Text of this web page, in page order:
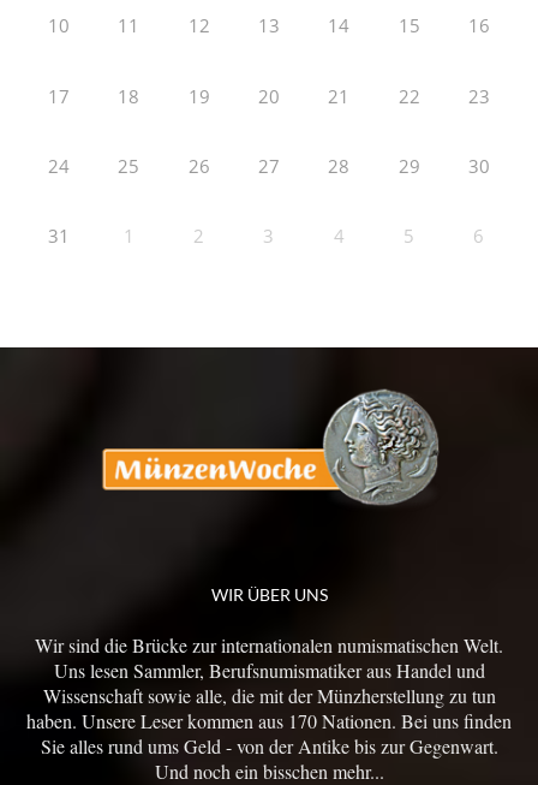
10 11 12 13 14 15 16
17 18 19 20 21 22 23
24 25 26 27 28 29 30
31 1 2 3 4 5 6
WIR ÜBER UNS
Wir sind die Brücke zur internationalen numismatischen Welt.
Uns lesen Sammler, Berufsnumismatiker aus Handel und
Wissenschaft sowie alle, die mit der Münzherstellung zu tun
haben. Unsere Leser kommen aus 170 Nationen. Bei uns finden
Sie alles rund ums Geld - von der Antike bis zur Gegenwart.
Und noch ein bisschen mehr...